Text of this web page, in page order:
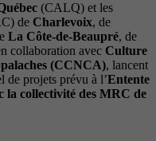
(CALQ) et les
de Charlevoix, de
La Côte-de-Beaupré, de
collaboration avec Culture
(CCNCA), lancent
de projets prévu à l’Entente
collectivité des MRC de